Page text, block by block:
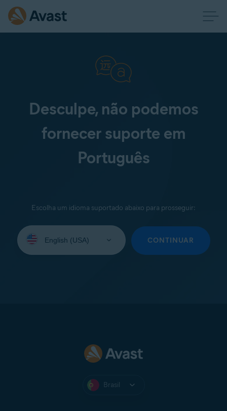
Desculpe, não podemos
fornecer suporte em
Português
Escolha um idioma suportado abaixo para prosseguir:
seu
CONTINUAR
Brasil